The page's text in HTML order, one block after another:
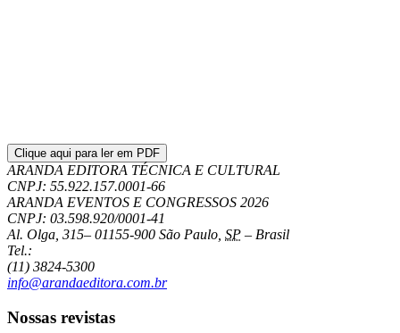
Clique aqui para ler em PDF
ARANDA EDITORA TÉCNICA E CULTURAL
CNPJ: 55.922.157.0001-66
ARANDA EVENTOS E CONGRESSOS 2026
CNPJ: 03.598.920/0001-41
Al. Olga, 315– 01155-900 São Paulo, SP – Brasil
Tel.:
(11) 3824-5300
info@arandaeditora.com.br
Nossas revistas